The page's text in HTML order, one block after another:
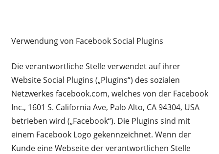
Verwendung von Facebook Social Plugins
Die verantwortliche Stelle verwendet auf ihrer
Website Social Plugins („Plugins“) des sozialen
Netzwerkes facebook.com, welches von der Facebook
Inc., 1601 S. California Ave, Palo Alto, CA 94304, USA
betrieben wird („Facebook“). Die Plugins sind mit
einem Facebook Logo gekennzeichnet. Wenn der
Kunde eine Webseite der verantwortlichen Stelle